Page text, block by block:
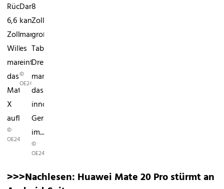
Rückseite
6,6
Zoll.
Will
man
das
Mate
X
aufklappen,...
©
OE24.AT/DIGITAL
Dann
kann
man
es
einfach...
©
OE24.AT/DIGITAL
8
Zoll
großes
Tablet.
Dreht
man
das
innovative
Gerät
im...
©
OE24.AT/DIGITAL
>>>Nachlesen: Huawei Mate 20 Pro stürmt an